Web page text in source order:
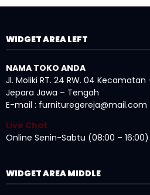
WIDGET AREA LEFT
NAMA TOKO ANDA
Jl. Moliki RT. 24 RW. 04
Jepara Jawa – Tengah
E-mail : furnituregereja@mail.com
Live Chat
Online Senin-Sabtu (08:00 – 16:00)
WIDGET AREA MIDDLE